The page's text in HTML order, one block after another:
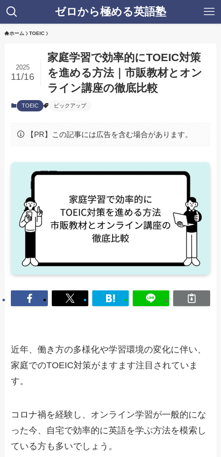
ゼロから極める英語塾
ホーム TOEIC
家庭学習で効率的にTOEIC対策
を進める方法｜市販教材とオン
ライン講座の徹底比較
2025
11/16
TOEIC ピックアップ
【PR】この記事には広告を含む場合があります。
近年、働き方の多様化や学習環境の変化に伴い、
家庭でのTOEIC対策がますます注目されていま
す。
コロナ禍を経験し、オンライン学習が一般的にな
った今、自宅で効率的に英語を学ぶ方法を模索し
ている方も多いでしょう。